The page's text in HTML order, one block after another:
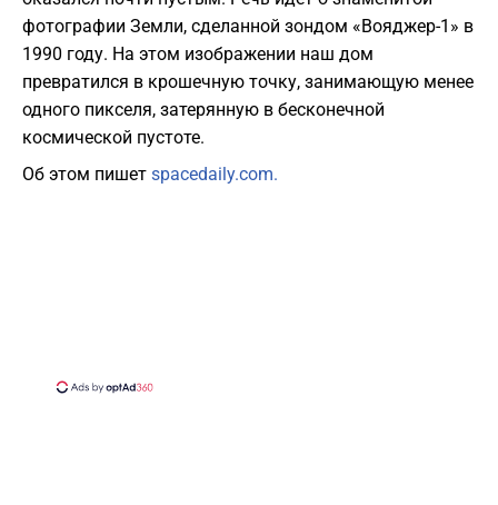
фотографии Земли, сделанной зондом «Вояджер-1» в
1990 году. На этом изображении наш дом
превратился в крошечную точку, занимающую менее
одного пикселя, затерянную в бесконечной
космической пустоте.
Об этом пишет spacedaily.com.